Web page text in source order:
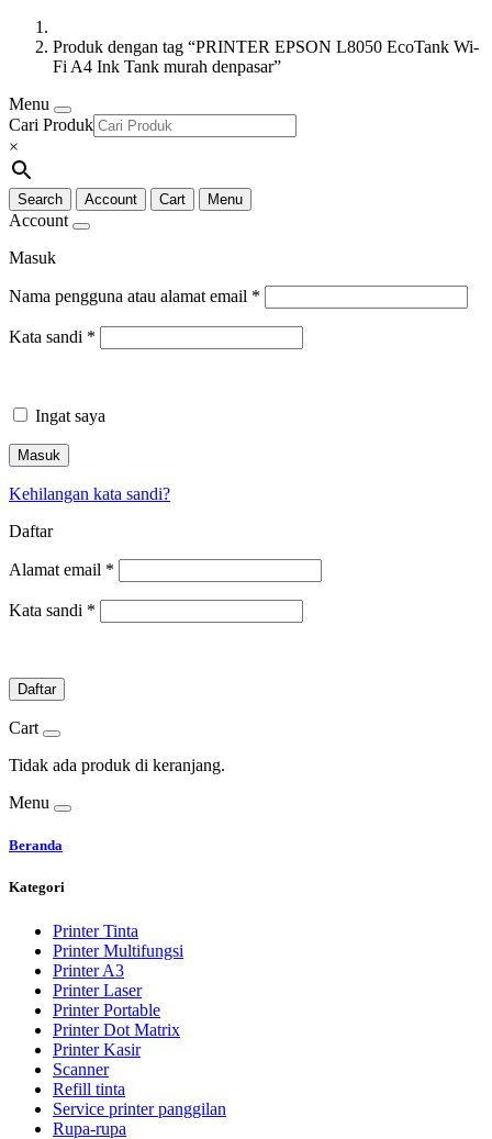
Produk dengan tag “PRINTER EPSON L8050 EcoTank Wi-
Fi A4 Ink Tank murah denpasar”
Menu
Cari Produk
×
Search Account Cart Menu
Account
Masuk
Nama pengguna atau alamat email *
Kata sandi *
Ingat saya
Masuk
Kehilangan kata sandi?
Daftar
Alamat email *
Kata sandi *
Daftar
Cart
Tidak ada produk di keranjang.
Menu
Beranda
Kategori
Printer Tinta
Printer Multifungsi
Printer A3
Printer Laser
Printer Portable
Printer Dot Matrix
Printer Kasir
Scanner
Refill tinta
Service printer panggilan
Rupa-rupa